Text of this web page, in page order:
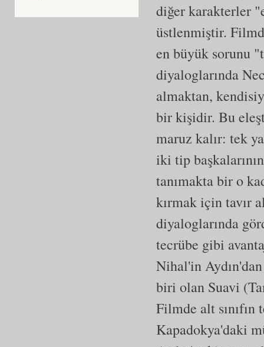
diğer karakterler
üstlenmiştir.
en büyük sorunu
diyaloglarında
almaktan,
bir kişidir. Bu
maruz kalır: tek
iki tip
tanımakta bir o
kırmak için tavır
diyaloglarında
tecrübe gibi
Nihal'in
biri olan Suavi
Filmde alt
Kapadokya'daki